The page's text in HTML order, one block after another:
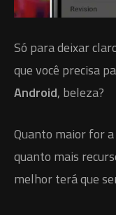
Só para deixar
que você precisa
Android, beleza?
Quanto maior for
quanto mais
melhor terá que